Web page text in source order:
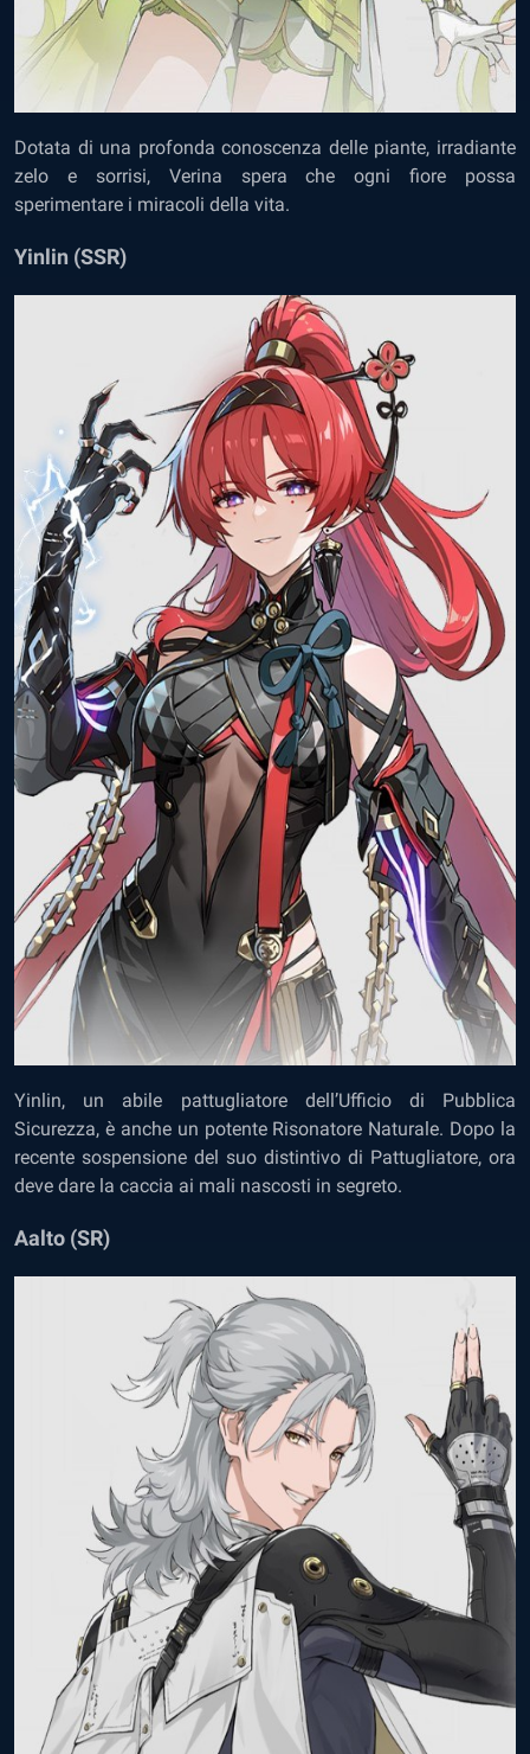
Dotata di una profonda conoscenza delle piante, irradiante
zelo e sorrisi, Verina spera che ogni fiore possa
sperimentare i miracoli della vita.
Yinlin (SSR)
Yinlin, un abile pattugliatore dell’Ufficio di Pubblica
Sicurezza, è anche un potente Risonatore Naturale. Dopo la
recente sospensione del suo distintivo di Pattugliatore, ora
deve dare la caccia ai mali nascosti in segreto.
Aalto (SR)